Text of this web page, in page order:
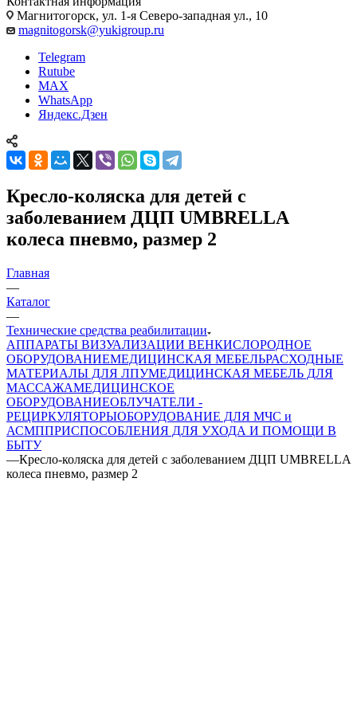
Магнитогорск, ул. 1-я Северо-западная ул., 10
magnitogorsk@yukigroup.ru
Telegram
Rutube
MAX
WhatsApp
Яндекс.Дзен
Кресло-коляска для детей с
заболеванием ДЦП UMBRELLA
колеса пневмо, размер 2
Главная
—
Каталог
—
Технические средства реабилитации
АППАРАТЫ ВИЗУАЛИЗАЦИИ ВЕНКИСЛОРОДНОЕ
ОБОРУДОВАНИЕМЕДИЦИНСКАЯ МЕБЕЛЬРАСХОДНЫЕ
МАТЕРИАЛЫ ДЛЯ ЛПУМЕДИЦИНСКАЯ МЕБЕЛЬ ДЛЯ
МАССАЖАМЕДИЦИНСКОЕ
ОБОРУДОВАНИЕОБЛУЧАТЕЛИ -
РЕЦИРКУЛЯТОРЫОБОРУДОВАНИЕ ДЛЯ МЧС и
АСМППРИСПОСОБЛЕНИЯ ДЛЯ УХОДА И ПОМОЩИ В
БЫТУ
—Кресло-коляска для детей с заболеванием ДЦП UMBRELLA
колеса пневмо, размер 2